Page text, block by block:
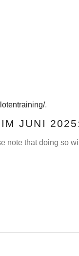
.
JUNI 2025:
note that doing so